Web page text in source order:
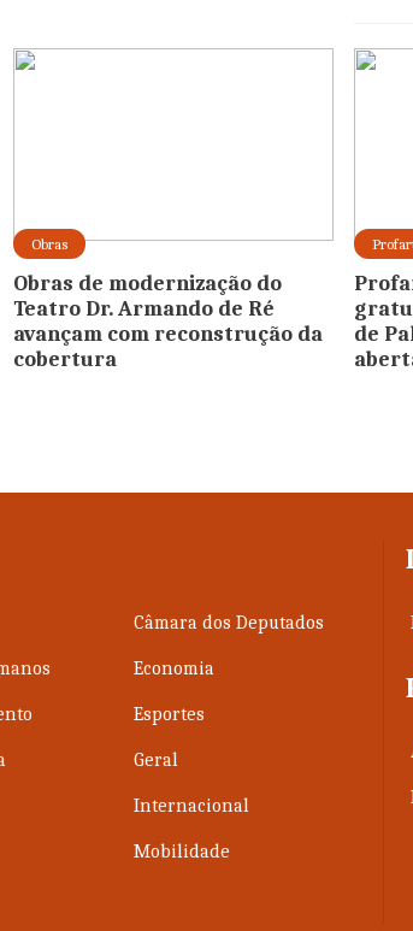
Obras
Obras de modernização do
Teatro Dr. Armando de Ré
avançam com reconstrução da
cobertura
de
Câmara dos Deputados
Economia
Esportes
Geral
Internacional
Mobilidade